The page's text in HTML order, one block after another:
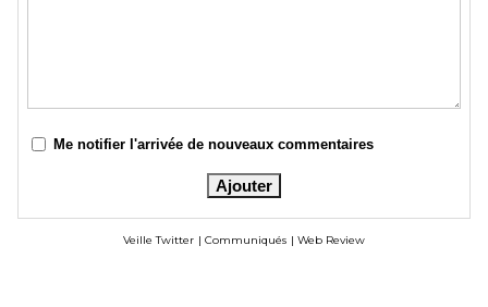
Me notifier l'arrivée de nouveaux commentaires
Veille Twitter | Communiqués | Web Review